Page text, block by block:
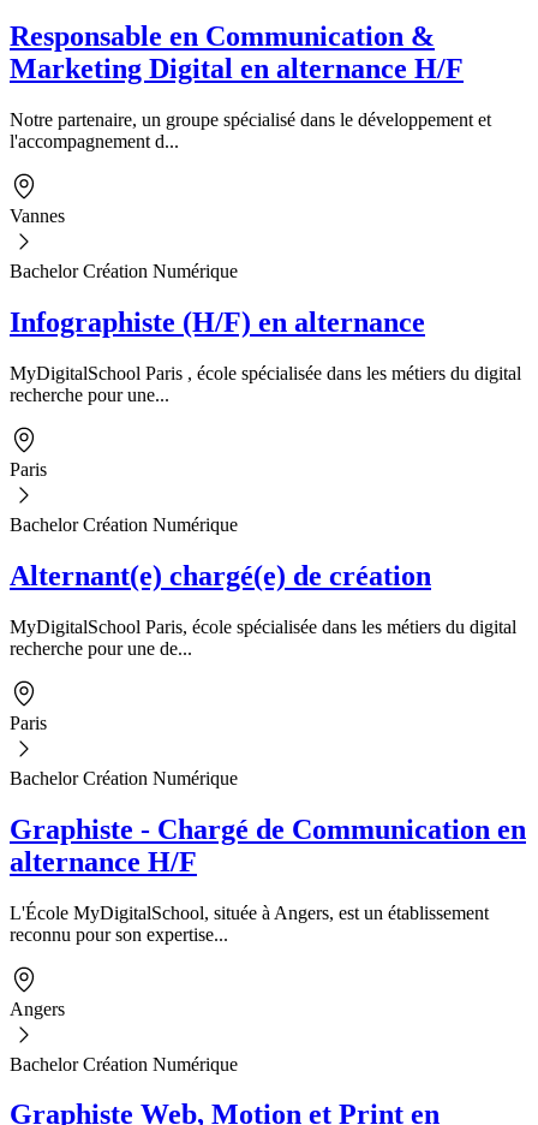
Responsable en Communication &
Marketing Digital en alternance H/F
Notre partenaire, un groupe spécialisé dans le développement et
l'accompagnement d...
Vannes
Bachelor Création Numérique
Infographiste (H/F) en alternance
MyDigitalSchool Paris , école spécialisée dans les métiers du digital
recherche pour une...
Paris
Bachelor Création Numérique
Alternant(e) chargé(e) de création
MyDigitalSchool Paris, école spécialisée dans les métiers du digital
recherche pour une de...
Paris
Bachelor Création Numérique
Graphiste - Chargé de Communication en
alternance H/F
L'École MyDigitalSchool, située à Angers, est un établissement
reconnu pour son expertise...
Angers
Bachelor Création Numérique
Graphiste Web, Motion et Print en